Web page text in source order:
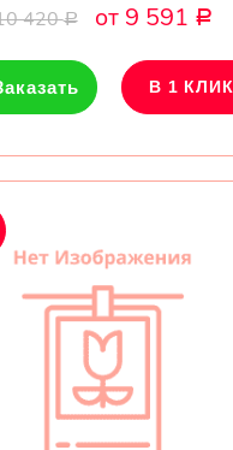
420Р от 9 591 Р
В 1 КЛИК